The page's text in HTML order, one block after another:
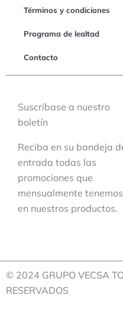
Términos y condiciones
Programa de lealtad
Contacto
Suscríbase a nuestro
boletín
Reciba en su bandeja
entrada todas las
promociones que
mensualmente tenemos
en nuestros productos.
© 2024 GRUPO VECSA
RESERVADOS